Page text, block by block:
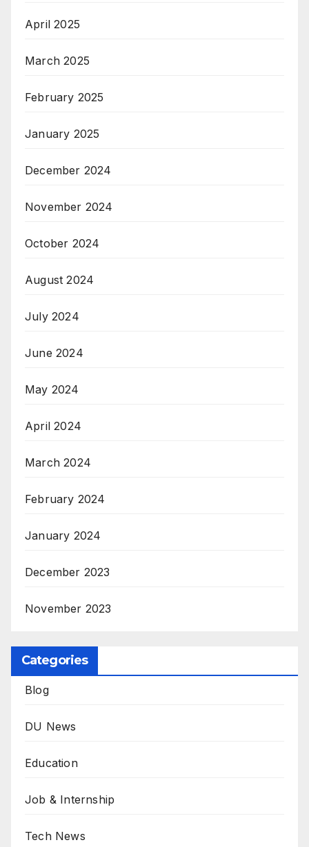
April 2025
March 2025
February 2025
January 2025
December 2024
November 2024
October 2024
August 2024
July 2024
June 2024
May 2024
April 2024
March 2024
February 2024
January 2024
December 2023
November 2023
Categories
Blog
DU News
Education
Job & Internship
Tech News